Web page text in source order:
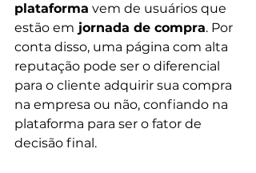
plataforma vem de usuários que
estão em jornada de compra. Por
conta disso, uma página com alta
reputação pode ser o diferencial
para o cliente adquirir sua compra
na empresa ou não, confiando na
plataforma para ser o fator de
decisão final.